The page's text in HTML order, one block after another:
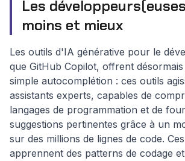
Les
moins et mieux
Les outils d'IA générative pour le
que GitHub Copilot, offrent
simple autocomplétion : ces outils
assistants experts, capables de
langages de programmation et de
suggestions pertinentes grâce à un
sur des millions de lignes de code.
apprennent des patterns de codage